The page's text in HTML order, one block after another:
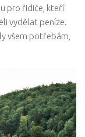
pro řidiče, kteří
vydělat peníze.
všem potřebám,